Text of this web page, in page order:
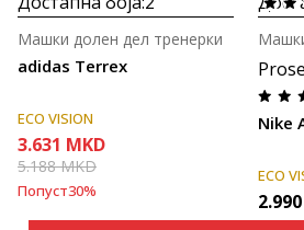
adidas Terrex
Машки долен дел тренерки
ECO VISION
3.631 MKD
5.188MKD
Попуст30%
Nike
ECO
2.990